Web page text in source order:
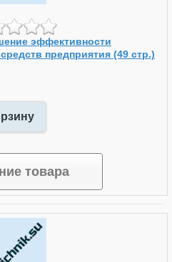
эффективности
предприятия (49 стр.)
товара